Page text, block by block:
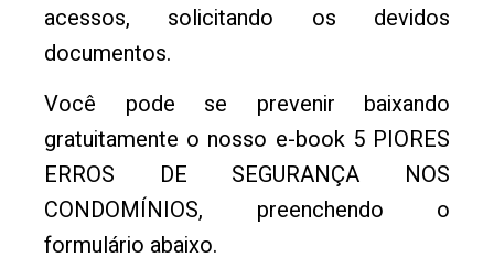
acessos, solicitando os devidos
documentos.
Você pode se prevenir baixando
gratuitamente o nosso e-book 5 PIORES
ERROS DE SEGURANÇA NOS
CONDOMÍNIOS, preenchendo o
formulário abaixo.